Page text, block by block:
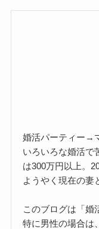
婚活パーティー→
いろいろな婚活で
は300万円以上。
ようやく現在の妻
このブログは「婚
特に男性の場合は